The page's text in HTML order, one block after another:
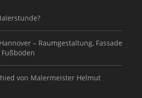
– Raumgestaltung, Fassade
von Malermeister Helmut